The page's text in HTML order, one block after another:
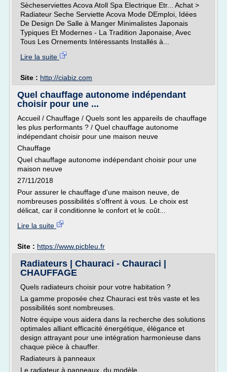
Sècheserviettes Acova Atoll Spa Electrique Etr... Achat >
Radiateur Seche Serviette Acova Mode DEmploi, Idées
De Design De Salle à Manger Minimalistes Japonais
Typiques Et Modernes - La Tradition Japonaise, Avec
Tous Les Ornements Intéressants Installés à...
Lire la suite
Site : http://ciabiz.com
Quel chauffage autonome indépendant
choisir pour une ...
Accueil / Chauffage / Quels sont les appareils de chauffage
les plus performants ? / Quel chauffage autonome
indépendant choisir pour une maison neuve
Chauffage
Quel chauffage autonome indépendant choisir pour une
maison neuve
27/11/2018
Pour assurer le chauffage d'une maison neuve, de
nombreuses possibilités s'offrent à vous. Le choix est
délicat, car il conditionne le confort et le coût...
Lire la suite
Site : https://www.picbleu.fr
Radiateurs | Chauraci - Chauraci |
CHAUFFAGE
Quels radiateurs choisir pour votre habitation ?
La gamme proposée chez Chauraci est très vaste et les
possibilités sont nombreuses.
Notre équipe vous aidera dans la recherche des solutions
optimales alliant efficacité énergétique, élégance et
design attrayant pour une intégration harmonieuse dans
chaque pièce à chauffer.
Radiateurs à panneaux
Le radiateur à panneaux, du modèle...